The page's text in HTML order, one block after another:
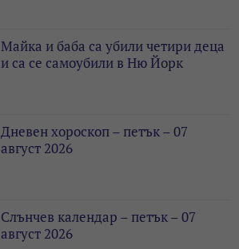
Майка и баба са убили четири деца
и са се самоубили в Ню Йорк
Дневен хороскоп – петък – 07
август 2026
Слънчев календар – петък – 07
август 2026